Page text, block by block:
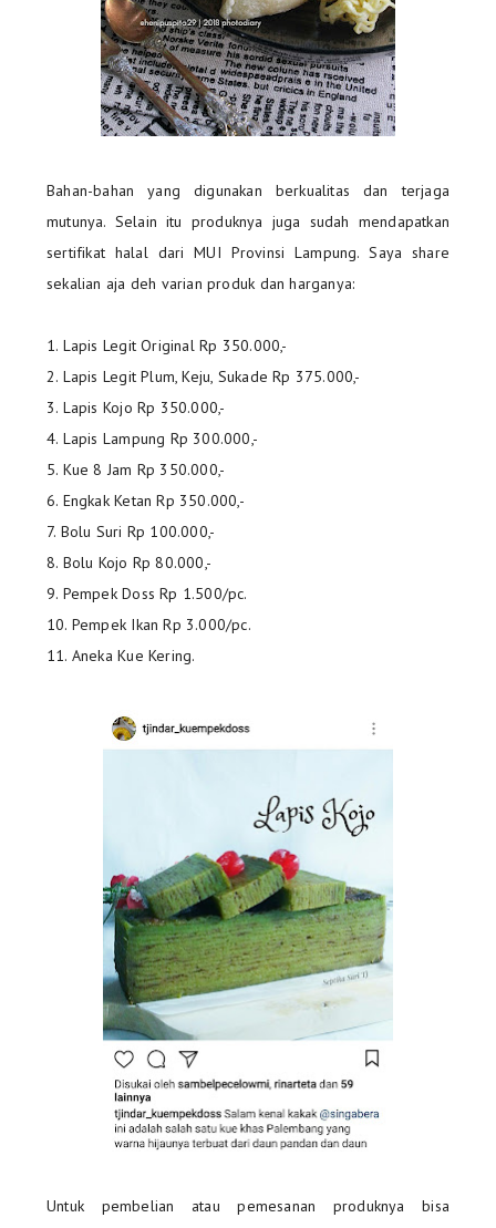
Bahan-bahan yang digunakan berkualitas dan terjaga
mutunya. Selain itu produknya juga sudah mendapatkan
sertifikat halal dari MUI Provinsi Lampung. Saya share
sekalian aja deh varian produk dan harganya:
1. Lapis Legit Original Rp 350.000,-
2. Lapis Legit Plum, Keju, Sukade Rp 375.000,-
3. Lapis Kojo Rp 350.000,-
4. Lapis Lampung Rp 300.000,-
5. Kue 8 Jam Rp 350.000,-
6. Engkak Ketan Rp 350.000,-
7. Bolu Suri Rp 100.000,-
8. Bolu Kojo Rp 80.000,-
9. Pempek Doss Rp 1.500/pc.
10. Pempek Ikan Rp 3.000/pc.
11. Aneka Kue Kering.
Untuk pembelian atau pemesanan produknya bisa